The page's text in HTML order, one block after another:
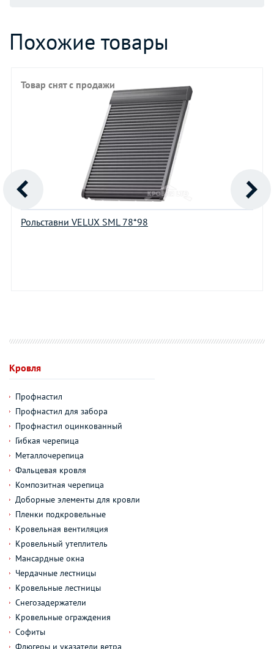
Похожие товары
Рольставни VELUX SML 78*98
Товар снят с продажи
Кровля
Профнастил
Профнастил для забора
Профнастил оцинкованный
Гибкая черепица
Металлочерепица
Фальцевая кровля
Композитная черепица
Доборные элементы для кровли
Пленки подкровельные
Кровельная вентиляция
Кровельный утеплитель
Мансардные окна
Чердачные лестницы
Кровельные лестницы
Снегозадержатели
Кровельные ограждения
Софиты
Флюгеры и указатели ветра